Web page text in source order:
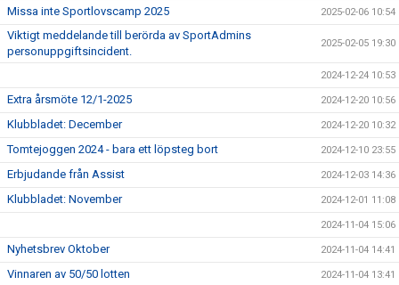
Missa inte Sportlovscamp 2025 2025-02-06 10:54
Viktigt meddelande till berörda av SportAdmins
personuppgiftsincident.
2025-02-05 19:30
2024-12-24 10:53
Extra årsmöte 12/1-2025 2024-12-20 10:56
Klubbladet: December 2024-12-20 10:32
Tomtejoggen 2024 - bara ett löpsteg bort 2024-12-10 23:55
Erbjudande från Assist 2024-12-03 14:36
Klubbladet: November 2024-12-01 11:08
2024-11-04 15:06
Nyhetsbrev Oktober 2024-11-04 14:41
Vinnaren av 50/50 lotten 2024-11-04 13:41